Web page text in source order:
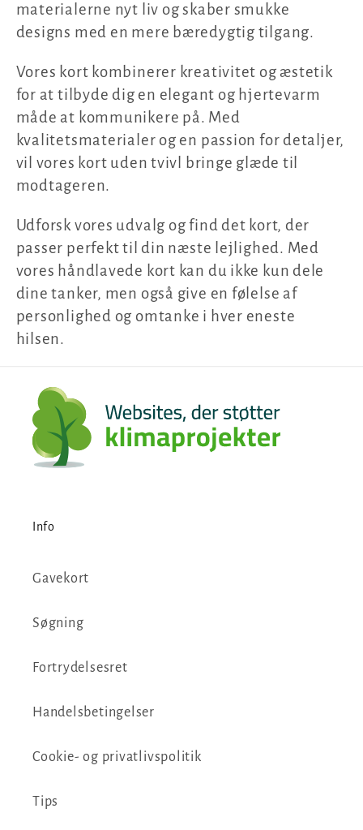
materialerne nyt liv og skaber smukke
designs med en mere bæredygtig tilgang.
Vores kort kombinerer kreativitet og æstetik
for at tilbyde dig en elegant og hjertevarm
måde at kommunikere på. Med
kvalitetsmaterialer og en passion for detaljer,
vil vores kort uden tvivl bringe glæde til
modtageren.
Udforsk vores udvalg og find det kort, der
passer perfekt til din næste lejlighed. Med
vores håndlavede kort kan du ikke kun dele
dine tanker, men også give en følelse af
personlighed og omtanke i hver eneste
hilsen.
Info
Gavekort
Søgning
Fortrydelsesret
Handelsbetingelser
Cookie- og privatlivspolitik
Tips